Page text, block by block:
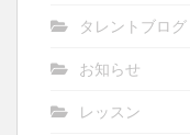
タレントブログ
お知らせ
レッスン